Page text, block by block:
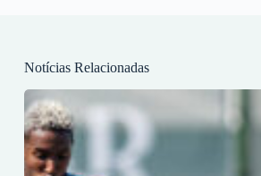
Notícias Relacionadas